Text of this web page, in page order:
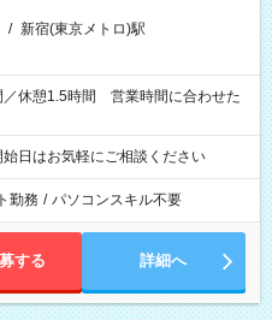
/ 新宿(東京メトロ)駅
日はお気軽にご相談ください
勤務 / パソコンスキル不要
する 詳細へ